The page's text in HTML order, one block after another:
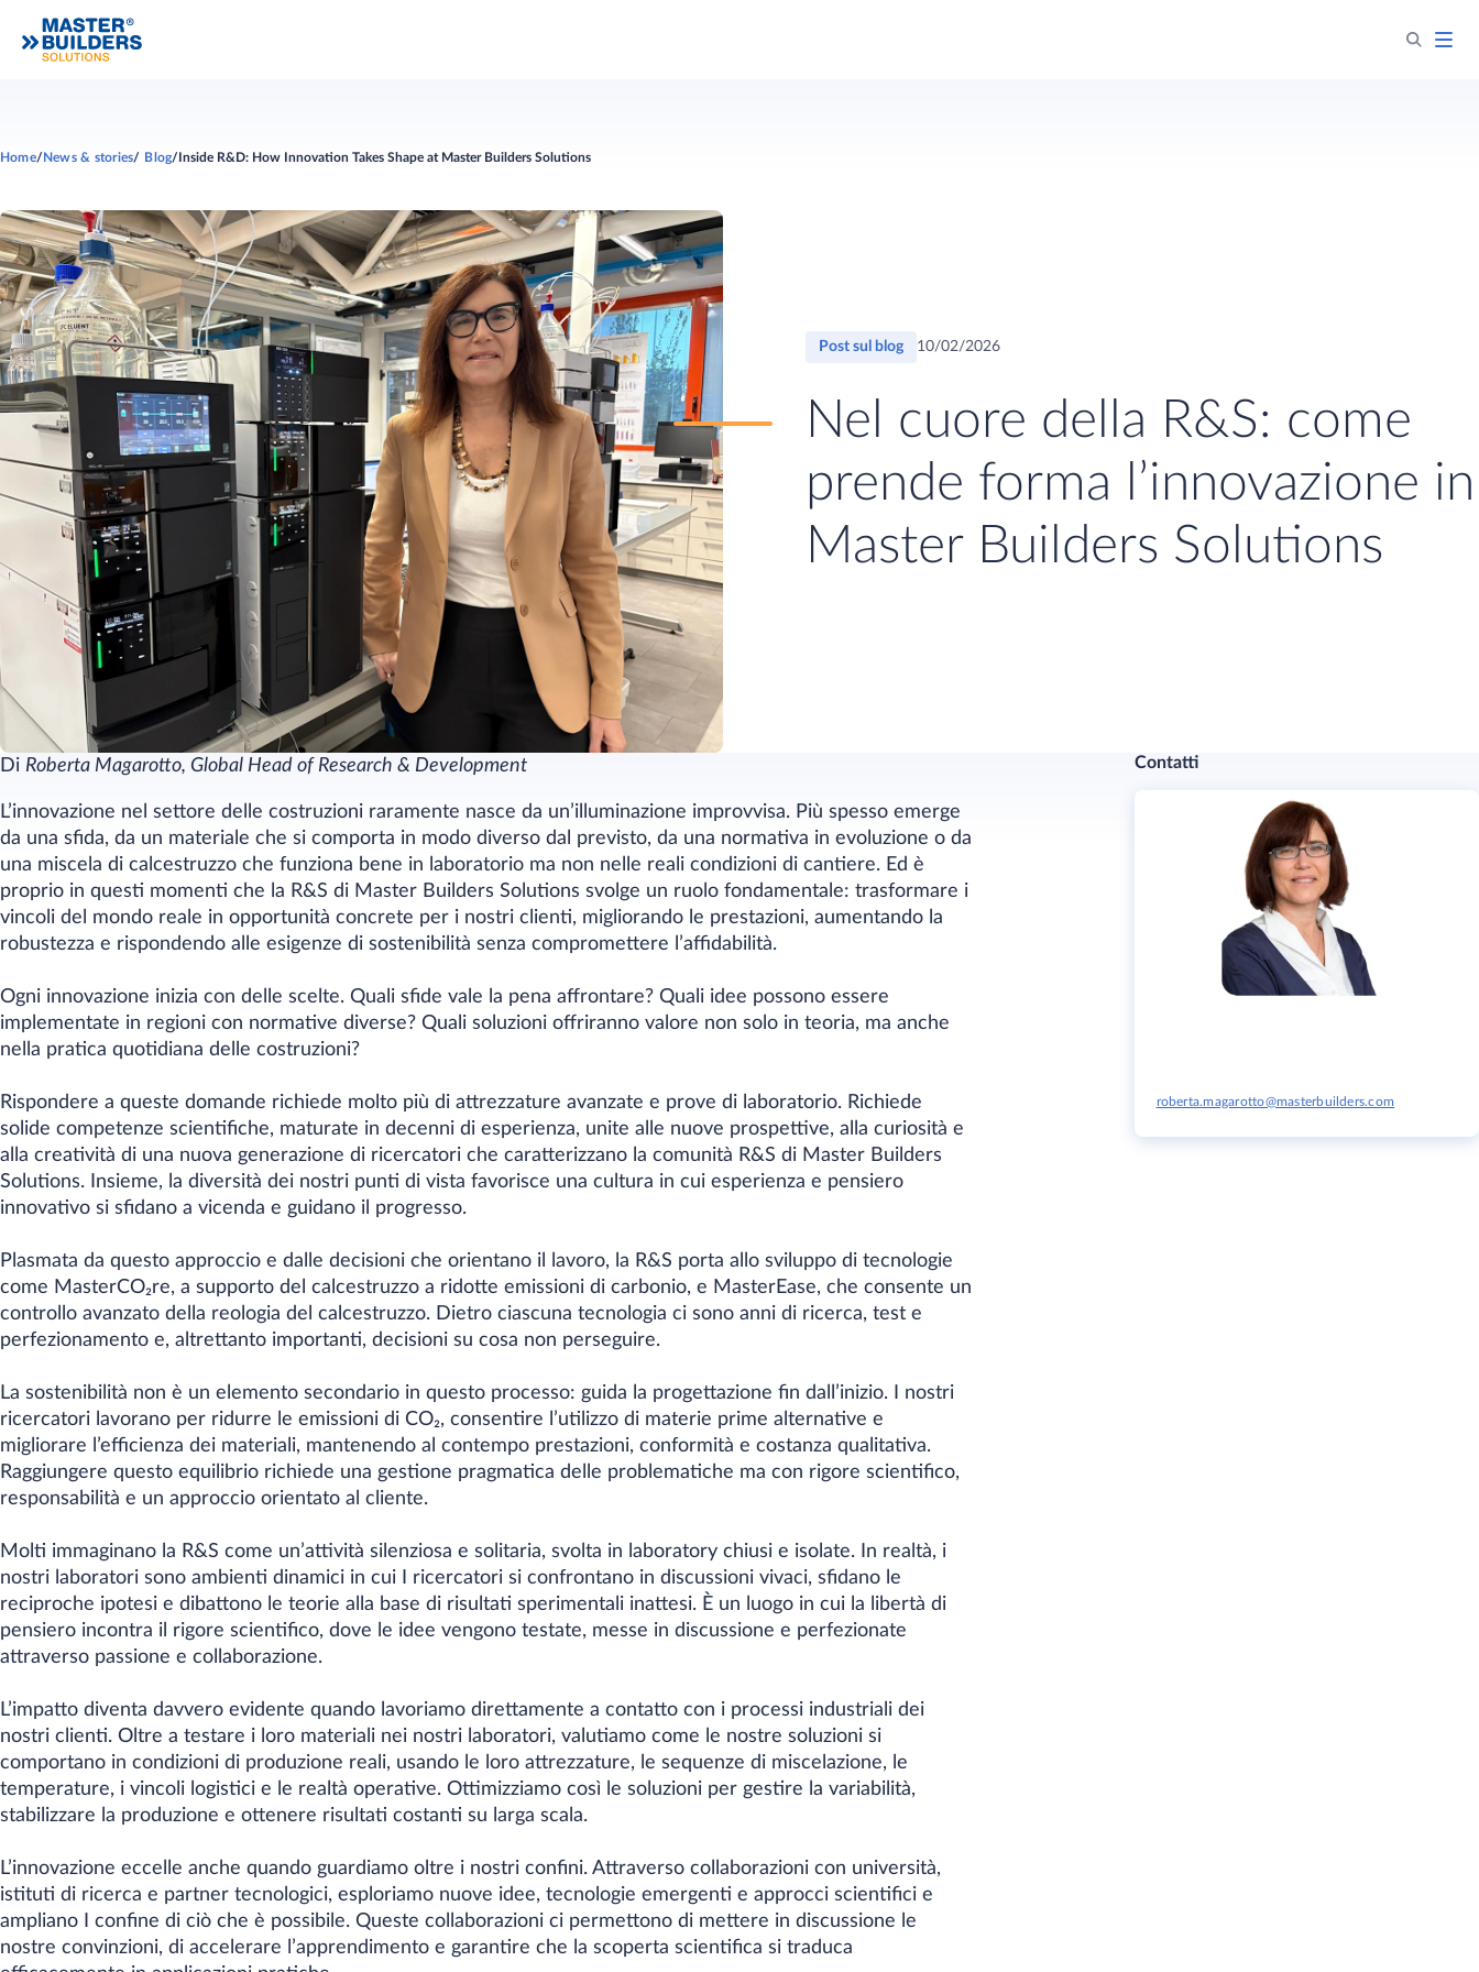
Home News & stories Blog Inside R&D: How Innovation Takes Shape at Master Builders Solutions
Post sul blog 10/02/2026
Nel cuore della R&S: come
prende forma l’innovazione in
Master Builders Solutions
Di Roberta Magarotto, Global Head of Research & Development
L’innovazione nel settore delle costruzioni raramente nasce da un’illuminazione improvvisa. Più spesso emerge
da una sfida, da un materiale che si comporta in modo diverso dal previsto, da una normativa in evoluzione o da
una miscela di calcestruzzo che funziona bene in laboratorio ma non nelle reali condizioni di cantiere. Ed è
proprio in questi momenti che la R&S di Master Builders Solutions svolge un ruolo fondamentale: trasformare i
vincoli del mondo reale in opportunità concrete per i nostri clienti, migliorando le prestazioni, aumentando la
robustezza e rispondendo alle esigenze di sostenibilità senza compromettere l’affidabilità.
Ogni innovazione inizia con delle scelte. Quali sfide vale la pena affrontare? Quali idee possono essere
implementate in regioni con normative diverse? Quali soluzioni offriranno valore non solo in teoria, ma anche
nella pratica quotidiana delle costruzioni?
Rispondere a queste domande richiede molto più di attrezzature avanzate e prove di laboratorio. Richiede
solide competenze scientifiche, maturate in decenni di esperienza, unite alle nuove prospettive, alla curiosità e
alla creatività di una nuova generazione di ricercatori che caratterizzano la comunità R&S di Master Builders
Solutions. Insieme, la diversità dei nostri punti di vista favorisce una cultura in cui esperienza e pensiero
innovativo si sfidano a vicenda e guidano il progresso.
Plasmata da questo approccio e dalle decisioni che orientano il lavoro, la R&S porta allo sviluppo di tecnologie
come MasterCO₂re, a supporto del calcestruzzo a ridotte emissioni di carbonio, e MasterEase, che consente un
controllo avanzato della reologia del calcestruzzo. Dietro ciascuna tecnologia ci sono anni di ricerca, test e
perfezionamento e, altrettanto importanti, decisioni su cosa non perseguire.
La sostenibilità non è un elemento secondario in questo processo: guida la progettazione fin dall’inizio. I nostri
ricercatori lavorano per ridurre le emissioni di CO₂, consentire l’utilizzo di materie prime alternative e
migliorare l’efficienza dei materiali, mantenendo al contempo prestazioni, conformità e costanza qualitativa.
Raggiungere questo equilibrio richiede una gestione pragmatica delle problematiche ma con rigore scientifico,
responsabilità e un approccio orientato al cliente.
Molti immaginano la R&S come un’attività silenziosa e solitaria, svolta in laboratory chiusi e isolate. In realtà, i
nostri laboratori sono ambienti dinamici in cui I ricercatori si confrontano in discussioni vivaci, sfidano le
reciproche ipotesi e dibattono le teorie alla base di risultati sperimentali inattesi. È un luogo in cui la libertà di
pensiero incontra il rigore scientifico, dove le idee vengono testate, messe in discussione e perfezionate
attraverso passione e collaborazione.
L’impatto diventa davvero evidente quando lavoriamo direttamente a contatto con i processi industriali dei
nostri clienti. Oltre a testare i loro materiali nei nostri laboratori, valutiamo come le nostre soluzioni si
comportano in condizioni di produzione reali, usando le loro attrezzature, le sequenze di miscelazione, le
temperature, i vincoli logistici e le realtà operative. Ottimizziamo così le soluzioni per gestire la variabilità,
stabilizzare la produzione e ottenere risultati costanti su larga scala.
L’innovazione eccelle anche quando guardiamo oltre i nostri confini. Attraverso collaborazioni con università,
istituti di ricerca e partner tecnologici, esploriamo nuove idee, tecnologie emergenti e approcci scientifici e
ampliano I confine di ciò che è possibile. Queste collaborazioni ci permettono di mettere in discussione le
nostre convinzioni, di accelerare l’apprendimento e garantire che la scoperta scientifica si traduca
Contatti
roberta.magarotto@masterbuilders.com